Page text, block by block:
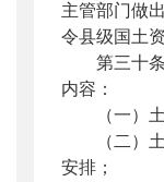
主管部门做
令县级国土
第三十条
内容：
（一）土
（二）土
安排；